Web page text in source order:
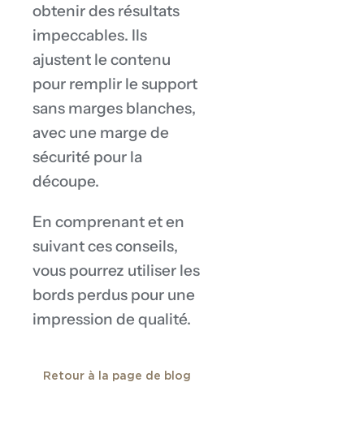
obtenir des résultats
impeccables. Ils
ajustent le contenu
pour remplir le support
sans marges blanches,
avec une marge de
sécurité pour la
découpe.
En comprenant et en
suivant ces conseils,
vous pourrez utiliser les
bords perdus pour une
impression de qualité.
Retour à la page de blog